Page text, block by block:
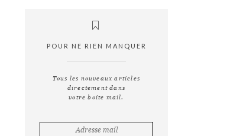
POUR NE RIEN MANQUER
Tous les nouveaux articles
directement dans
votre boite mail.